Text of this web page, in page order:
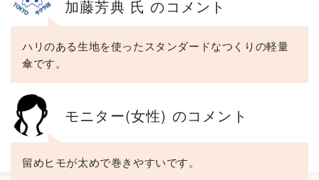
加藤芳典 氏 のコメント
ハリのある生地を使ったスタンダードなつくりの軽量
傘です。
モニター(女性) のコメント
留めヒモが太めで巻きやすいです。